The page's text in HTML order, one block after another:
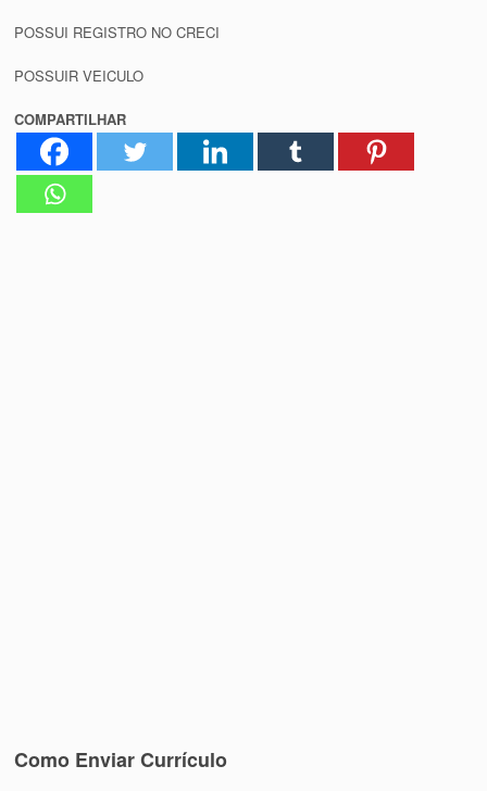
POSSUI REGISTRO NO CRECI
POSSUIR VEICULO
COMPARTILHAR
Como Enviar Currículo